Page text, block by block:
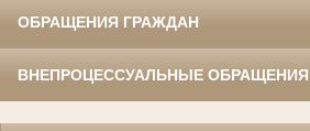
ОБРАЩЕНИЯ ГРАЖДАН
ВНЕПРОЦЕССУАЛЬНЫЕ ОБРАЩЕНИЯ